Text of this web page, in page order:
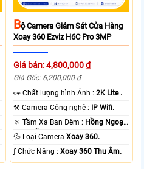
BỘ Camera Giám Sát Cửa Hàng
Xoay 360 Ezviz H6C Pro 3MP
Giá bán: 4,800,000 ₫
Giá Gốc: 6,200,000 ₫
️👀 Chất lượng hình Ảnh :2K Lite .
⚒ Camera Công nghệ : IP Wifi.
🔅 Tầm Xa Ban Đêm : Hồng Ngoại
10m Hồng Ngoại Smart IR.
💦 Loại CameraXoay 360.
️ƒ Chức Năng :Xoay 360 Thu Âm.